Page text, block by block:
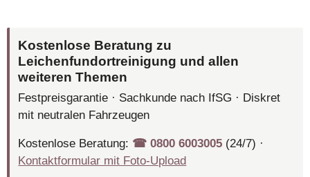
Kostenlose Beratung zu
Leichenfundortreinigung und allen
weiteren Themen
Festpreisgarantie · Sachkunde nach IfSG · Diskret
mit neutralen Fahrzeugen
Kostenlose Beratung: ☎︎ 0800 6003005 (24/7) ·
Kontaktformular mit Foto-Upload